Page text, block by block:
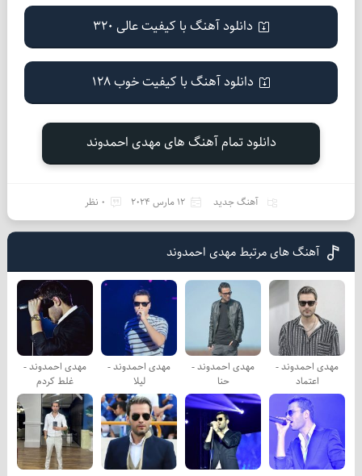
دانلود آهنگ با کیفیت عالی 320
دانلود آهنگ با کیفیت خوب 128
دانلود تمام آهنگ های مهدی احمدوند
آهنگ جدید 12 مارس 2024 0 نظر
آهنگ های مرتبط مهدی احمدوند
مهدی احمدوند -
اعتماد
مهدی احمدوند -
حنا
مهدی احمدوند -
لیلا
مهدی احمدوند -
غلط کردم